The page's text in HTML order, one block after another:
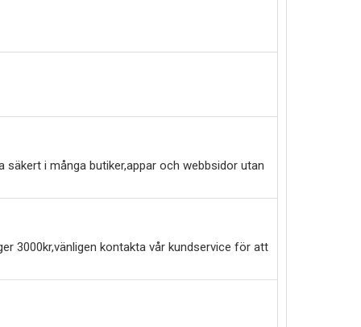
säkert i många butiker,appar och webbsidor utan
3000kr,vänligen kontakta vår kundservice för att